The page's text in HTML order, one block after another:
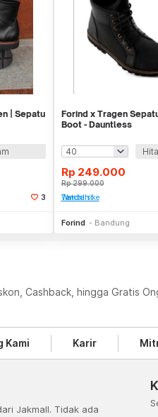
| Sepatu
3
Forind x Tragen
Boot - Dauntless
Rp 249.000
Rp299.000
Tambah ke Watchlist
Forind Bandung
Cashback, hingga Gratis
Kami Karir
Jakmall. Tidak ada